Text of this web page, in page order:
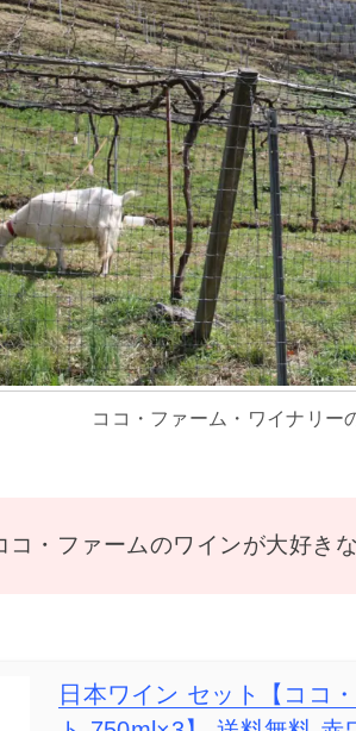
ココ・ファーム・ワイナリー
コ・ファームのワインが大好き
日本ワイン セット【ココ